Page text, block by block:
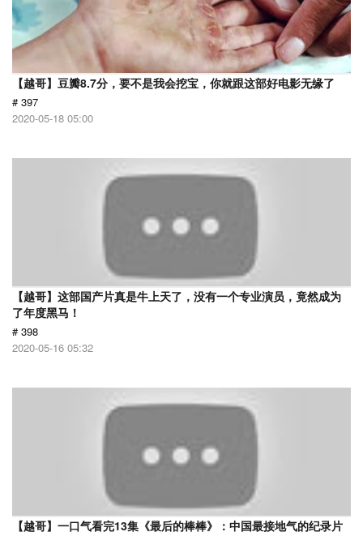
【越哥】豆瓣8.7分，要不是我会挖宝，你就跟这部好电影无缘了
# 397
2020-05-18 05:00
【越哥】这部国产片真是牛上天了，没有一个专业演员，竟然成为
了年度黑马！
# 398
2020-05-16 05:32
【越哥】一口气看完13集《最后的棒棒》：中国最接地气的纪录片